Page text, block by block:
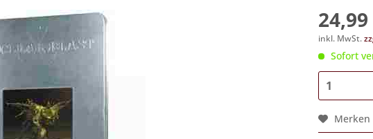
inkl. MwSt.
Sofort
Merken